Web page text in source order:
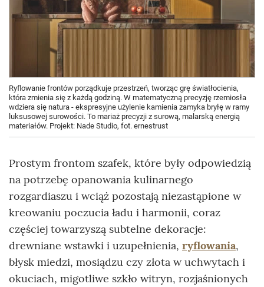
Ryflowanie frontów porządkuje przestrzeń, tworząc grę światłocienia,
która zmienia się z każdą godziną. W matematyczną precyzję rzemiosła
wdziera się natura - ekspresyjne użylenie kamienia zamyka bryłę w ramy
luksusowej surowości. To mariaż precyzji z surową, malarską energią
materiałów. Projekt: Nade Studio, fot. ernestrust
Prostym frontom szafek, które były odpowiedzią
na potrzebę opanowania kulinarnego
rozgardiaszu i wciąż pozostają niezastąpione w
kreowaniu poczucia ładu i harmonii, coraz
częściej towarzyszą subtelne dekoracje:
drewniane wstawki i uzupełnienia, ryflowania,
błysk miedzi, mosiądzu czy złota w uchwytach i
okuciach, migotliwe szkło witryn, rozjaśnionych